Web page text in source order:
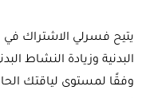
يتيح فسرلي الاشتراك في
البدنية وزيادة النشاط
وفقًا لمستوى لياقتك